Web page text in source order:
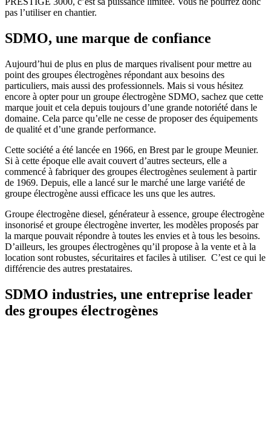
pas l’utiliser en chantier.
SDMO, une marque de confiance
Aujourd’hui de plus en plus de marques rivalisent pour mettre au
point des groupes électrogènes répondant aux besoins des
particuliers, mais aussi des professionnels. Mais si vous hésitez
encore à opter pour un groupe électrogène SDMO, sachez que cette
marque jouit et cela depuis toujours d’une grande notoriété dans le
domaine. Cela parce qu’elle ne cesse de proposer des équipements
de qualité et d’une grande performance.
Cette société a été lancée en 1966, en Brest par le groupe Meunier.
Si à cette époque elle avait couvert d’autres secteurs, elle a
commencé à fabriquer des groupes électrogènes seulement à partir
de 1969. Depuis, elle a lancé sur le marché une large variété de
groupe électrogène aussi efficace les uns que les autres.
Groupe électrogène diesel, générateur à essence, groupe électrogène
insonorisé et groupe électrogène inverter, les modèles proposés par
la marque pouvait répondre à toutes les envies et à tous les besoins.
D’ailleurs, les groupes électrogènes qu’il propose à la vente et à la
location sont robustes, sécuritaires et faciles à utiliser. C’est ce qui le
différencie des autres prestataires.
SDMO industries, une entreprise leader
des groupes électrogènes